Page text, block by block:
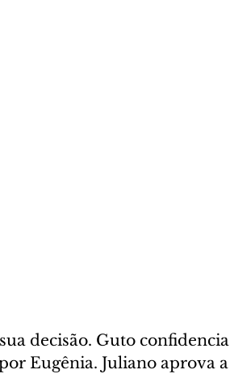
decisão. Guto
Eugênia. Juliano aprova